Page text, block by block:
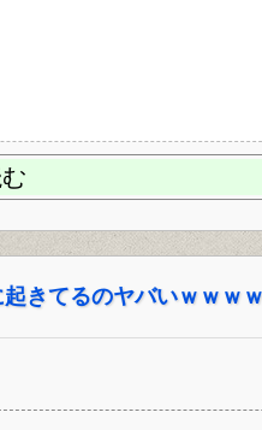
きてるのヤバいｗｗｗ